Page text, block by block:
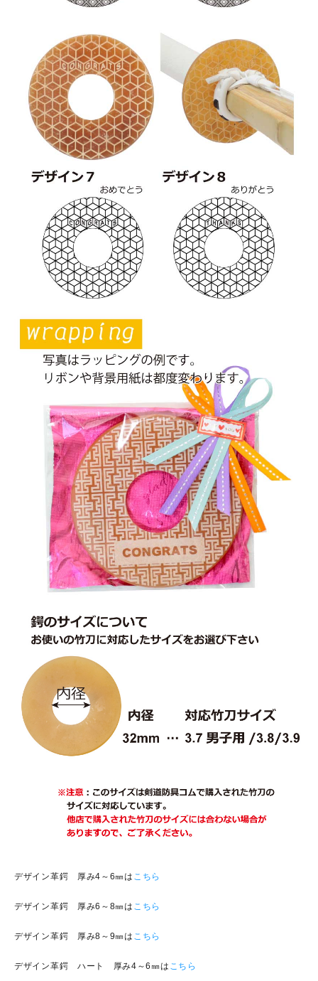
デザイン革鍔 厚み4～6㎜は こちら
デザイン革鍔 厚み6～8㎜は こちら
デザイン革鍔 厚み8～9㎜は こちら
デザイン革鍔 ハート 厚み4～6㎜は こちら